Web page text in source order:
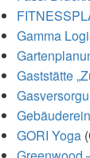
Gamma
Gaststätte
GORI Yoga